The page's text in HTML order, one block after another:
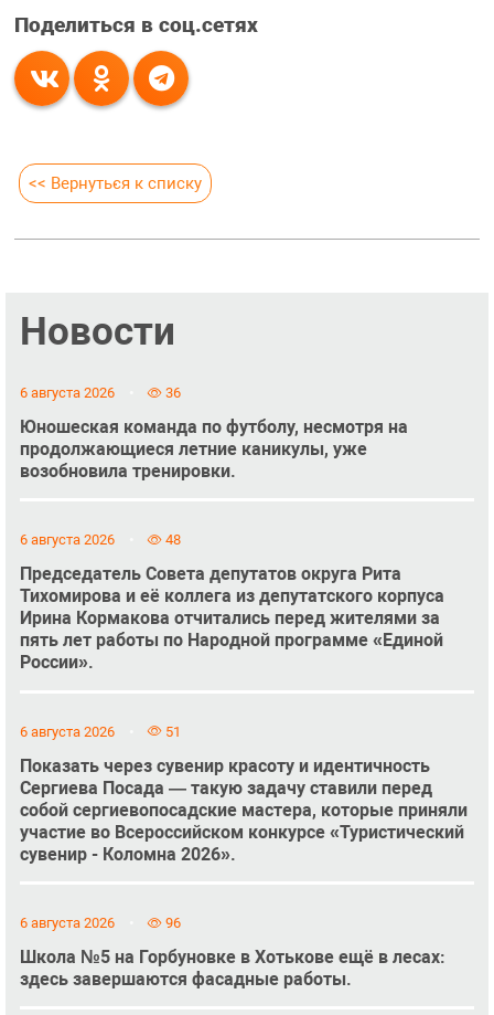
Поделиться в соц.сетях
<< Вернуться к списку
Новости
6 августа 2026 36
Юношеская команда по футболу, несмотря на
продолжающиеся летние каникулы, уже
возобновила тренировки.
6 августа 2026 48
Председатель Совета депутатов округа Рита
Тихомирова и её коллега из депутатского корпуса
Ирина Кормакова отчитались перед жителями за
пять лет работы по Народной программе «Единой
России».
6 августа 2026 51
Показать через сувенир красоту и идентичность
Сергиева Посада — такую задачу ставили перед
собой сергиевопосадские мастера, которые приняли
участие во Всероссийском конкурсе «Туристический
сувенир - Коломна 2026».
6 августа 2026 96
Школа №5 на Горбуновке в Хотькове ещё в лесах:
здесь завершаются фасадные работы.